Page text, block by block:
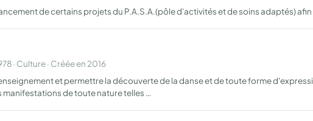
de certains projets du P.A.S.A.(pôle d'activités et de soins adaptés)
· Culture · Créée en 2016
et permettre la découverte de la danse et de toute forme
manifestations de toute nature telles …